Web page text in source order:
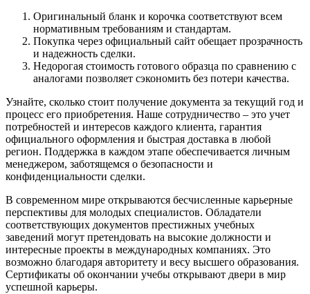
Оригинальный бланк и корочка соответствуют всем
нормативным требованиям и стандартам.
Покупка через официальный сайт обещает прозрачность
и надежность сделки.
Недорогая стоимость готового образца по сравнению с
аналогами позволяет сэкономить без потери качества.
Узнайте, сколько стоит получение документа за текущий год и
процесс его приобретения. Наше сотрудничество – это учет
потребностей и интересов каждого клиента, гарантия
официального оформления и быстрая доставка в любой
регион. Поддержка в каждом этапе обеспечивается личным
менеджером, заботящемся о безопасности и
конфиденциальности сделки.
В современном мире открываются бесчисленные карьерные
перспективы для молодых специалистов. Обладатели
соответствующих документов престижных учебных
заведений могут претендовать на высокие должности и
интересные проекты в международных компаниях. Это
возможно благодаря авторитету и весу высшего образования.
Сертификаты об окончании учебы открывают двери в мир
успешной карьеры.